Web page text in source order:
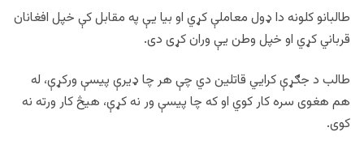
طالبانو کلونه دا ډول معاملې کړي او بیا یې په مقابل کې خپل افغانان
قرباني کړي او خپل وطن یې وران کړی دی.
طالب د جګړې کرايي قاتلین دي چې هر چا ډیرې پيسې ورکړې، له
هم هغوی سره کار کوي او که چا پيسې ور نه کړې، هیڅ کار ورته نه
کوی.